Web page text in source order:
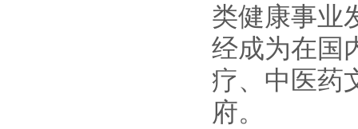
类健康事业
经成为在国
疗、中医药
府。